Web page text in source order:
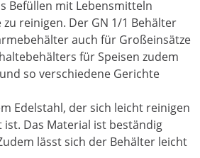
Befüllen mit Lebensmitteln
reinigen. Der GN 1/1 Behälter
auch für Großeinsätze
für Speisen zudem
so verschiedene Gerichte
Edelstahl, der sich leicht reinigen
Das Material ist beständig
lässt sich der Behälter leicht